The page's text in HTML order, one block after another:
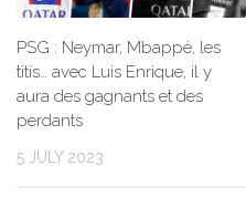
PSG : Neymar, Mbappé, les
titis… avec Luis Enrique, il y
aura des gagnants et des
perdants
5 JULY 2023